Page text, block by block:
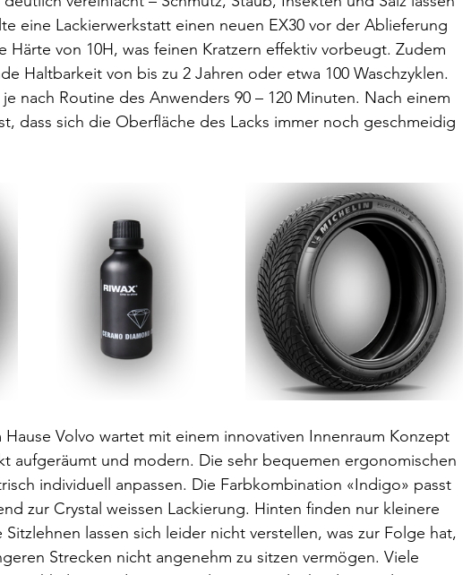
eine Lackierwerkstatt einen neuen EX30 vor der Ablieferung
Härte von 10H, was feinen Kratzern effektiv vorbeugt. Zudem
Haltbarkeit von bis zu 2 Jahren oder etwa 100 Waschzyklen.
nach Routine des Anwenders 90 – 120 Minuten. Nach einem
dass sich die Oberfläche des Lacks immer noch geschmeidig
Volvo wartet mit einem innovativen Innenraum Konzept
aufgeräumt und modern. Die sehr bequemen ergonomischen
individuell anpassen. Die Farbkombination «Indigo» passt
zur Crystal weissen Lackierung. Hinten finden nur kleinere
lassen sich leider nicht verstellen, was zur Folge hat,
Strecken nicht angenehm zu sitzen vermögen. Viele